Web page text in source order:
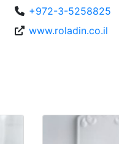
+972-3-5258825
www.roladin.co.il